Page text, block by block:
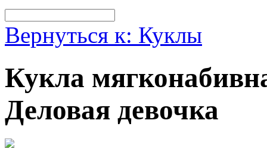
Вернуться к: Куклы
Кукла
Деловая девочка